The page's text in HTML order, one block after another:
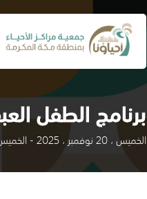
برنامج الطفل
الخميس ، 20 نوفمبر ، 2025 - الخميس ، 20 نوفمبر ، 2025